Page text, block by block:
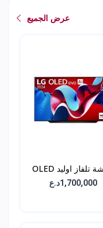
عرض الجميع
شاشة تلفاز اوليد OLED
C4 - حجم 65 انش -1,700,000د.ع